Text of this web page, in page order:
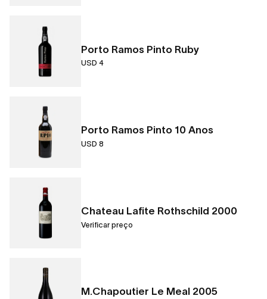
Porto Ramos Pinto Ruby
USD 4
Porto Ramos Pinto 10 Anos
USD 8
Chateau Lafite Rothschild 2000
Verificar preço
M.Chapoutier Le Meal 2005